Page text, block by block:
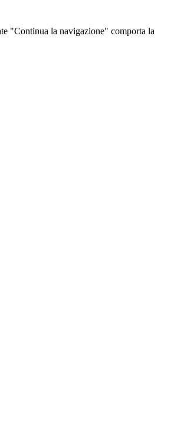
"Continua la navigazione" comporta la